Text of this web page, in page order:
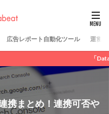
広告レポート自動化ツール 運営
「Databeat」にてWEBマ
携まとめ！連携可否や
告
SNS広告
プレイ広告
広告運用代行